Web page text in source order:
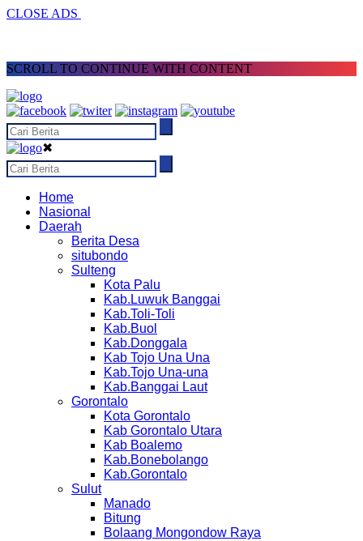
CLOSE ADS
SCROLL TO CONTINUE WITH CONTENT
✖
Home
Nasional
Daerah
Berita Desa
situbondo
Sulteng
Kota Palu
Kab.Luwuk Banggai
Kab.Toli-Toli
Kab.Buol
Kab.Donggala
Kab Tojo Una Una
Kab.Tojo Una-una
Kab.Banggai Laut
Gorontalo
Kota Gorontalo
Kab Gorontalo Utara
Kab Boalemo
Kab.Bonebolango
Kab.Gorontalo
Sulut
Manado
Bitung
Bolaang Mongondow Raya